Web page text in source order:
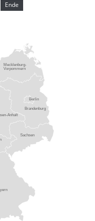
Ende
Brandenburg
Mecklenburg-
Vorpommern
Sachsen
Anhalt
Berlin